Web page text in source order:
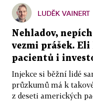
LUDĚK VAINERT
Nehladov,
vezmi prášek.
pacientů i
Injekce si běžní lidé
průzkumů má k
z deseti amerických